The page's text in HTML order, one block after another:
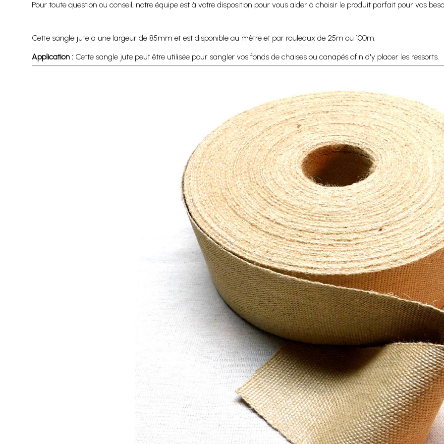
Pour toute question ou conseil, notre équipe est à votre disposition pour vous aider à choisir le produit parfait pour vos
Cette sangle jute a une largeur de 85mm et est disponible au mètre et par rouleaux de 25m ou 100m.
Application :Cette sangle jute peut être utilisée pour sangler vos fonds de chaises ou canapés afin d'y placer les ressorts.